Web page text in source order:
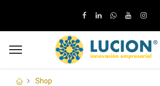
Shop